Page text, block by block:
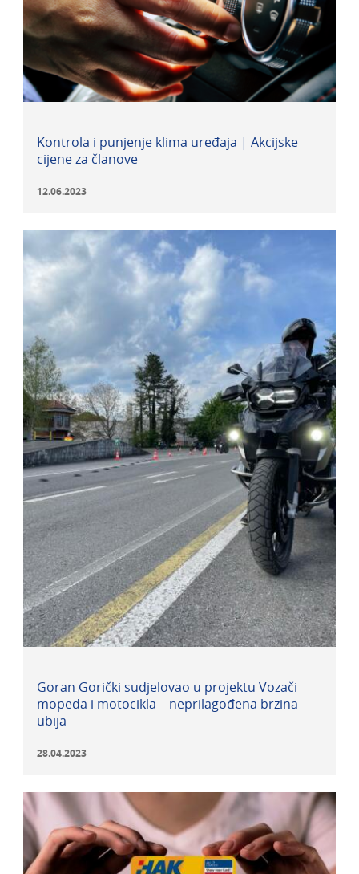
Kontrola i punjenje klima uređaja | Akcijske
cijene za članove
12.06.2023
Goran Gorički sudjelovao u projektu Vozači
mopeda i motocikla – neprilagođena brzina
ubija
28.04.2023